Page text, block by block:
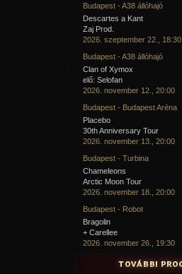
Budapest - A38 állóhajó
Descartes a Kant
Zaj Prod.
2026. szeptember 22., 18:30
Budapest - A38 állóhajó
Clan of Xymox
elő: Selofan
2026. november 12., 20:00
Budapest - Budapest Aréna
Placebo
30th Anniversary Tour
2026. november 13., 20:00
Budapest - Turbina
Chameleons
Arctic Moon Tour
2026. november 18., 20:00
Budapest - Robot
Bragolin
+ Carellee
2026. november 26., 19:30